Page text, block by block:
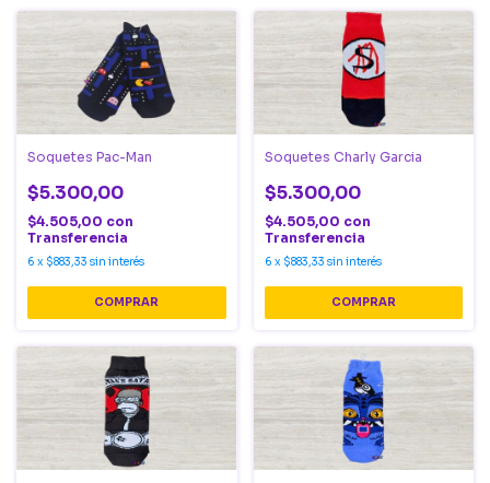
Soquetes Pac-Man
$5.300,00
$4.505,00 con
Transferencia
6 x $883,33 sin interés
Soquetes Charly Garcia
$5.300,00
$4.505,00 con
Transferencia
6 x $883,33 sin interés